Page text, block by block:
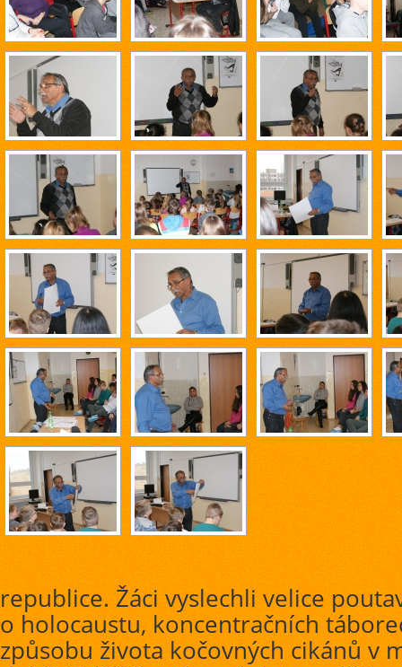
republice. Žáci vyslechli velice
o holocaustu, koncentračních
způsobu života kočovných cikánů v